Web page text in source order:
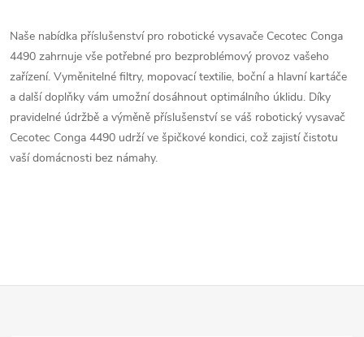
v
l
á
d
a
Naše nabídka příslušenství pro robotické vysavače Cecotec Conga
4490 zahrnuje vše potřebné pro bezproblémový provoz vašeho
zařízení. Vyměnitelné filtry, mopovací textilie, boční a hlavní kartáče
a další doplňky vám umožní dosáhnout optimálního úklidu. Díky
pravidelné údržbě a výměně příslušenství se váš robotický vysavač
Cecotec Conga 4490 udrží ve špičkové kondici, což zajistí čistotu
vaší domácnosti bez námahy.